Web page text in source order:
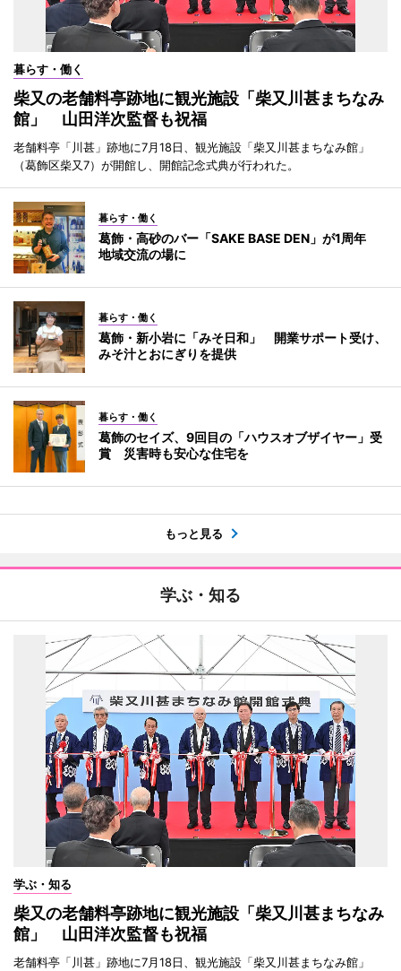
暮らす・働く
柴又の老舗料亭跡地に観光施設「柴又川甚まちなみ
館」 山田洋次監督も祝福
老舗料亭「川甚」跡地に7月18日、観光施設「柴又川甚まちなみ館」
（葛飾区柴又7）が開館し、開館記念式典が行われた。
暮らす・働く
葛飾・高砂のバー「SAKE BASE DEN」が1周年
地域交流の場に
暮らす・働く
葛飾・新小岩に「みそ日和」 開業サポート受け、
みそ汁とおにぎりを提供
暮らす・働く
葛飾のセイズ、9回目の「ハウスオブザイヤー」受
賞 災害時も安心な住宅を
もっと見る
学ぶ・知る
学ぶ・知る
柴又の老舗料亭跡地に観光施設「柴又川甚まちなみ
館」 山田洋次監督も祝福
老舗料亭「川甚」跡地に7月18日、観光施設「柴又川甚まちなみ館」